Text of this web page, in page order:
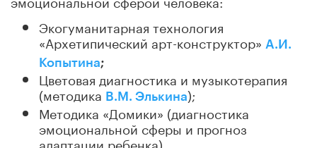
Экогуманитарная технология
«Архетипический арт-конструктор» А.И.
Копытина;
Цветовая диагностика и музыкотерапия
(методика В.М. Элькина);
Методика «Домики» (диагностика
эмоциональной сферы и прогноз
адаптации ребенка).